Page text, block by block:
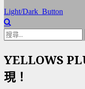
Light/Dark Button
搜
關
鍵
字:
YELLOWS
現！